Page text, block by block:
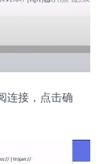
连接，点击确